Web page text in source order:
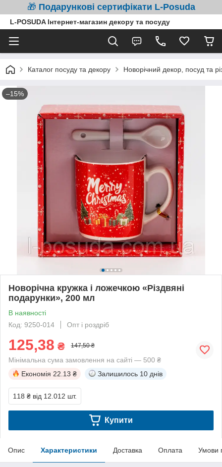
🎁 Подарункові сертифікати L-Posuda
L-POSUDA Інтернет-магазин декору та посуду
Каталог посуду та декору Новорічний декор, посуд та
–15%
Новорічна кружка і ложечкою «Різдвяні
подарунки», 200 мл
В наявності
Код: 9250-014
Опт і роздріб
125,38 ₴ 147,50 ₴
Мінімальна сума замовлення на сайті — 500 ₴
Економія 22.13 ₴ Залишилось 10 днів
118 ₴ від 12.012 шт.
Купити
Опис Характеристики Доставка Оплата Умови